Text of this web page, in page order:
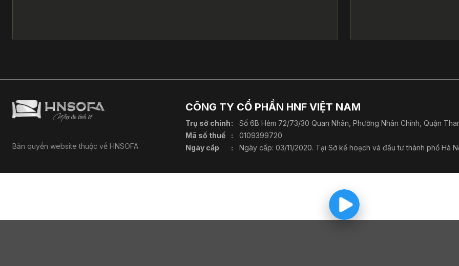
Bản quyền website thuộc về HNSOFA
CÔNG TY CỔ PHẦN HNF VIỆT NAM
Trụ sở chính
Số 6B Hẻm 72/73/30 Quan Nhân, Phường Nhân Chính, Quận
Mã số thuế
0109399720
Ngày cấp
Ngày cấp: 03/11/2020. Tại Sở kế hoạch và đầu tư thành phố Hà